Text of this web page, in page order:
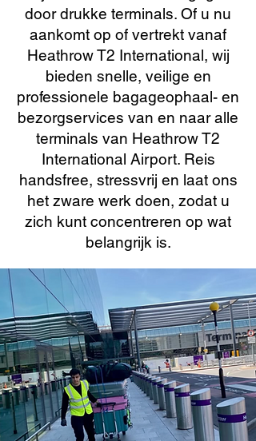
door drukke terminals. Of u nu
aankomt op of vertrekt vanaf
Heathrow T2 International, wij
bieden snelle, veilige en
professionele bagageophaal- en
bezorgservices van en naar alle
terminals van Heathrow T2
International Airport. Reis
handsfree, stressvrij en laat ons
het zware werk doen, zodat u
zich kunt concentreren op wat
belangrijk is.